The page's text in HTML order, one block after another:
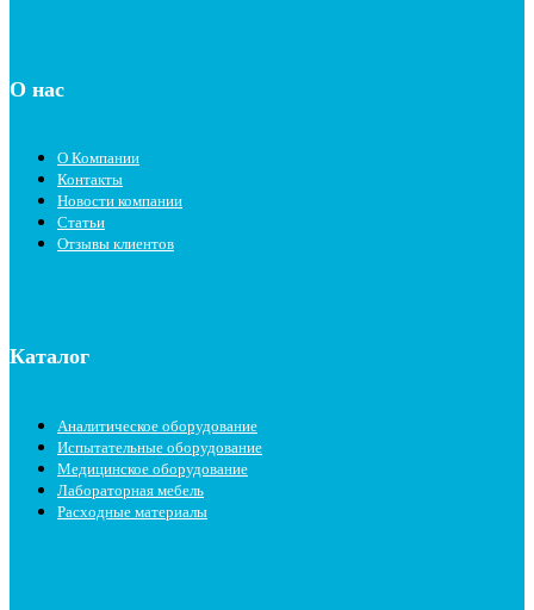
О нас
О Компании
Контакты
Новости компании
Статьи
Отзывы клиентов
Каталог
Аналитическое оборудование
Испытательные оборудование
Медицинское оборудование
Лабораторная мебель
Расходные материалы